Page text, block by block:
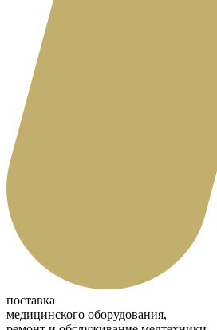
поставка
медицинского оборудования,